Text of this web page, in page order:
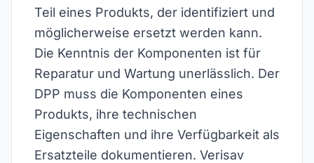
Teil eines Produkts, der identifiziert und
möglicherweise ersetzt werden kann.
Die Kenntnis der Komponenten ist für
Reparatur und Wartung unerlässlich. Der
DPP muss die Komponenten eines
Produkts, ihre technischen
Eigenschaften und ihre Verfügbarkeit als
Ersatzteile dokumentieren. Verisav